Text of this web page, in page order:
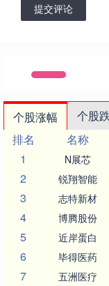
提交评论
个股涨幅 个股
排名
名称
1
N展芯
2 锐翔智能
3 志特新材
4 博腾股份
5 近岸蛋白
6 毕得医药
7 五洲医疗